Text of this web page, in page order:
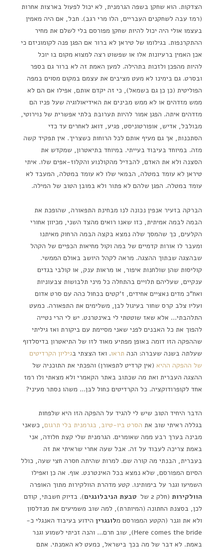
הצדקות. הוא שחקן בשפה הגרמנית, לא יכול לפעול בארצות אחרות
(רמז עבה לשחקנים העבריים, הלו מרי רגב). חבל, אם היה מאמין
בעצמו אולי היה יכול להיות שחקן מפורסם בלי לשלם את מחיר
ההתקרנפות. בגילומו של טיראן לא ברור אם הפגן פנה לקומוניזם כי
אכן האמין ברעיונות אלו או שפשוט רצה למצוא מקום בו יוכל
להיות מהפכן ולזכות בתהילה. למען האמת זה לא ברור גם בספר
ובסרט. גם בימינו לא מעט מציבים את עצמם במקום מסוים במפה
הפוליטית (כן כן גם בשמאל), כי זה יקדם אותם, אפילו אם הם לא
ממש מזדהים או לא ממש מבינים את האידיאולוגיה שעל פניו הם
מזדהים איתה. הפגן אמור להיות תערובת בלתי אפשרית של נוירוטי,
מבולבל, אדיש, אופורטוניסט, פגיע, דואג לאחרים עד כדי
הסתכנות, אך גם מעיף אותם לכל הרוחות כשצריך. אין תפקיד קשה
מזה. במיוחד בעיבוד בעייתי. במיוחד בתיאטרון, שמקדש את
הסצנה ולא את האדם, להבדיל מהקולנוע והקלוז-אפים שלו. איתי
טיראן לא עומד במטלה, הבמאי שלו לא עומד במטלה, המעבד לא
עומד במטלה. הפגן שלהם לא פתור ולא במובן הטוב של המילה.
הברקה בזעיר אנפין נכונה לנו מבחינת התפאורה, שהופכת את
הבמה לבמה אמיתית, כזו שאנו רואים מהצד השני, מכיוון אחורי
הקלעים, כך שהמסך שלה נמצא בקצה הבמה הרחוק מאיתנו
ומעבר לו אורות קדמיים של במה וקול מחיאות הכפיים של הקהל
שבהצגה שבתוך ההצגה. מראה לקהל היושב באולם הממשי.
קוליסות שהן שולחנות איפור, או מראות ענק, או קולבי בגדים
ענקיים, שעליהם תלויים בהתחלה כל מיני תלבושות צבעוניות
ואח"כ מדים נאציים אחידים, ז'קטים בכחול כהה עם סרט אדום
ועליו צלב קרס שחור בעיגול לבן, משלימים את התפאורה. כמעט
התלהבתי… אלא שאז שוטטתי לי באינטרנט. יש לי הרי נטייה
להפוך את כל האבנים לפני שאני מסיימת עם ביקורת ואז גיליתי
שההפקה הזו דומה באופן מפתיע מאוד לזו של התיאטרון בדיסלדוף
שעלתה בשנה שעברה: הנה תראו. ואז הצצתי בגיליון הקרדיטים
של ההפקה ההיא (אין קרדיט לתפאורן) והפכתי את התוכניה של
ההצגה העברית ואת מה שכתוב באתר הקאמרי ולא מצאתי ולו רמז
אחד לקופרודוקציה. כל הקרדיטים כחול לבן… משהו נסתר מעיני?
הדבר היחיד הטוב שיש לי להגיד על ההפקה הזו היא שלפחות
בגללה ראיתי שוב את הסרט ביו-טיוב, בגרמנית בלי תרגום, כשאני
מבינה בערך רבע ממה שאומרים. הגרמנית שלי קצת חלודה, אני
באמת צריכה לעבוד על זה. אבל שעה אחרי שראיתי את זה
בעברית, הבנתי מה קורה שם. למרות שהיתה חסרה חצי שעה, כולל
הסיום המפורסם, שלא נמצא בכל האינטרנט. אוף. אה כן ואפילו
השמיעו וגנר על בימותינו. קטע מדהרת הוולקירות מתוך האופרה
הוולקירות (חלק 2 של טבעת הניבלונגים). בדיוק חשבתי, קודם
לכן, בסצנת החתונה (המיותרת), למה שוב משמיעים את מנדלסון
ולא את וגנר (הקטע המפורסם מלונגרין הידוע בעיבוד האנגלי כ-
Here comes the bride), שוב חרם… והנה זכיתי לשמוע וגנר
באמת. לא דבר של מה בכך בישראל, כמעט לא האמנתי. אתם